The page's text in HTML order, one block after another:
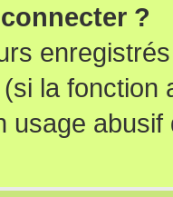
?
la fonction
usage